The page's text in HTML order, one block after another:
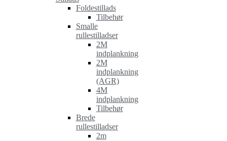
Foldestillads
Tilbehør
Smalle
rullestilladser
2M
indplankning
2M
indplankning
(AGR)
4M
indplankning
Tilbehør
Brede
rullestilladser
2m